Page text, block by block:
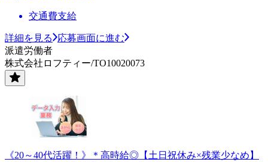
交通費支給
詳細を見る
応募画面に進む
派遣労働者
株式会社ロフティー/TO10020073
《20～40代活躍！》＊高時給◎【土日祝休み×残業少なめ】